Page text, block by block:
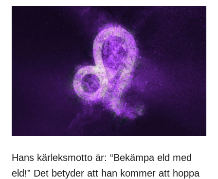
Hans kärleksmotto är: “Bekämpa eld med
eld!” Det betyder att han kommer att hoppa